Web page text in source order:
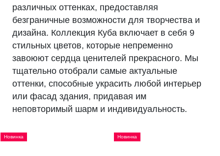
различных оттенках, предоставляя
безграничные возможности для творчества и
дизайна. Коллекция Куба включает в себя 9
стильных цветов, которые непременно
завоюют сердца ценителей прекрасного. Мы
тщательно отобрали самые актуальные
оттенки, способные украсить любой интерьер
или фасад здания, придавая им
неповторимый шарм и индивидуальность.
Новинка Новинка